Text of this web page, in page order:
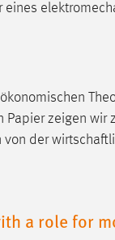
eines
zeigen wir
von der
a role for